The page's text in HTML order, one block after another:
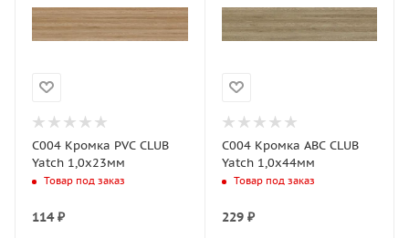
C004 Кромка PVС CLUB
Yatch 1,0х23мм
Товар под заказ
114₽
C004 Кромка АВС CLUB
Yatch 1,0х44мм
Товар под заказ
229₽